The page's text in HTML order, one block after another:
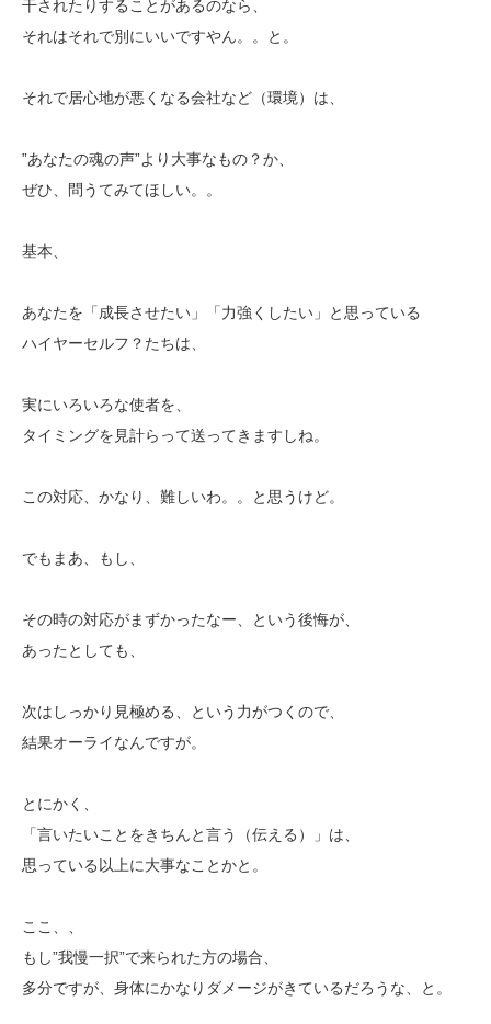
干されたりすることがあるのなら、
それはそれで別にいいですやん。。と。
それで居心地が悪くなる会社など（環境）は、
”あなたの魂の声”より大事なもの？か、
ぜひ、問うてみてほしい。。
基本、
あなたを「成長させたい」「力強くしたい」と思っている
ハイヤーセルフ？たちは、
実にいろいろな使者を、
タイミングを見計らって送ってきますしね。
この対応、かなり、難しいわ。。と思うけど。
でもまあ、もし、
その時の対応がまずかったなー、という後悔が、
あったとしても、
次はしっかり見極める、という力がつくので、
結果オーライなんですが。
とにかく、
「言いたいことをきちんと言う（伝える）」は、
思っている以上に大事なことかと。
ここ、、
もし”我慢一択”で来られた方の場合、
多分ですが、身体にかなりダメージがきているだろうな、と。